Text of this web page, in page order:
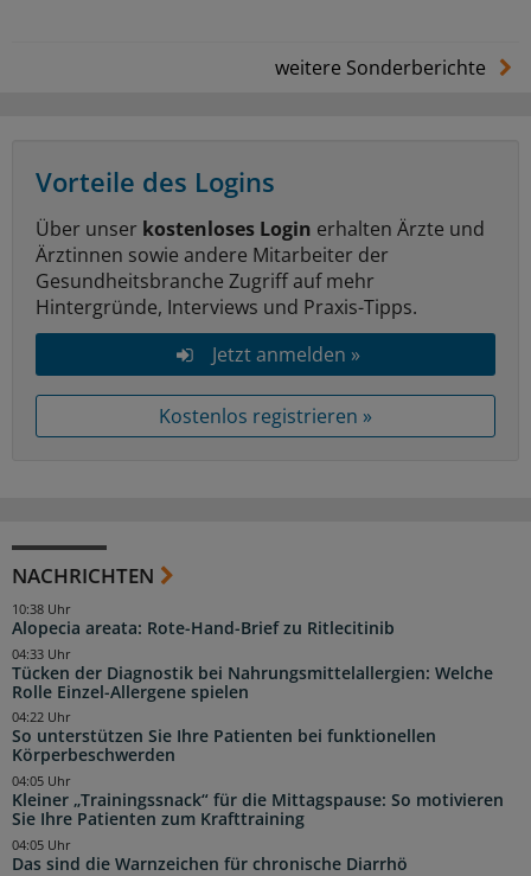
weitere Sonderberichte
Vorteile des Logins
Über unser kostenloses Login erhalten Ärzte und
Ärztinnen sowie andere Mitarbeiter der
Gesundheitsbranche Zugriff auf mehr
Hintergründe, Interviews und Praxis-Tipps.
Jetzt anmelden »
Kostenlos registrieren »
NACHRICHTEN
Alopecia areata: Rote-Hand-Brief zu Ritlecitinib
10:38 Uhr
Tücken der Diagnostik bei Nahrungsmittelallergien: Welche
Rolle Einzel-Allergene spielen
04:33 Uhr
So unterstützen Sie Ihre Patienten bei funktionellen
Körperbeschwerden
04:22 Uhr
Kleiner „Trainingssnack“ für die Mittagspause: So motivieren
Sie Ihre Patienten zum Krafttraining
04:05 Uhr
Das sind die Warnzeichen für chronische Diarrhö
04:05 Uhr